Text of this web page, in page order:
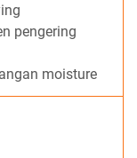
pengering
moisture